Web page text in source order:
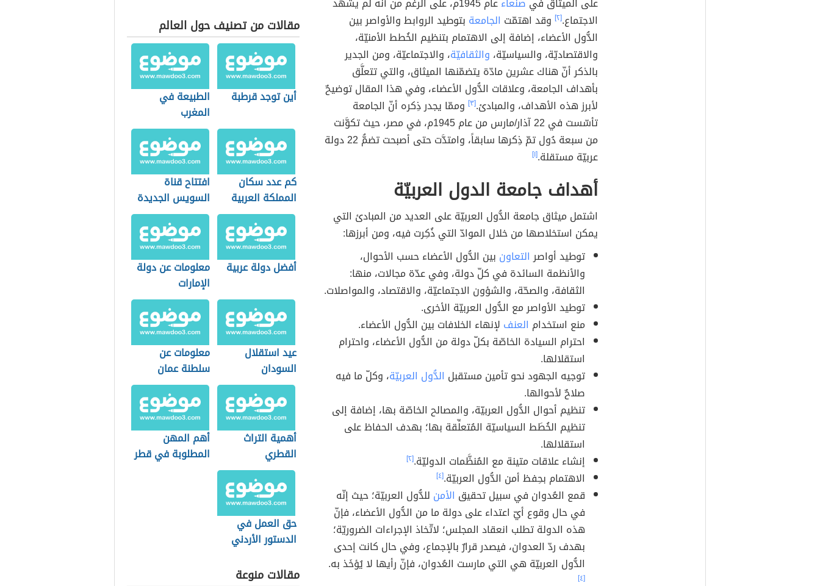
الاجتماع.[٢] وقد اهتمّت الجامعة بتوطيد الروابط والأواصر بين
الدُّول الأعضاء، إضافة إلى الاهتمام بتنظيم الخُطط الأمنيّة،
والاقتصاديّة، والسياسيّة، والثقافيّة، والاجتماعيّة، ومن الجدير
بالذكر أنّ هناك عشرين مادّة يتضمّنها الميثاق، والتي تتعلَّق
بأهداف الجامعة، وعلاقات الدُّول الأعضاء، وفي هذا المقال توضيحٌ
لأبرز هذه الأهداف، والمبادئ.[٣]
وممّا يجدر ذِكره أنّ الجامعة
تأسّست في 22 آذار/مارس من عام 1945م، في مصر، حيث تكوَّنت
من سبعة دُول تمّ ذِكرها سابقاً، وامتدَّت حتى أصبحت تضمُّ 22 دولة
عربيّة مستقلة.[١]
أهداف جامعة الدول العربيّة
اشتمل ميثاق جامعة الدُّول العربيّة على العديد من المبادئ التي
يمكن استخلاصها من خلال الموادّ التي ذُكِرت فيه، ومن أبرزها:
توطيد أواصرالتعاون بين الدُّول الأعضاء حسب الأحوال،
والأنظمة السائدة في كلّ دولة، وفي عدّة مجالات، منها:
الثقافة، والصحّة، والشؤون الاجتماعيّة، والاقتصاد، والمواصلات.
توطيد الأواصر مع الدُّول العربيّة الأخرى.
منع استخدام العنف لإنهاء الخلافات بين الدُّول الأعضاء.
احترام السيادة الخاصّة بكلّ دولة من الدُّول الأعضاء، واحترام
استقلالها.
توجيه الجهود نحو تأمين مستقبل الدُّول العربيّة، وكلّ ما فيه
صلاحٌ لأحوالها.
تنظيم أحوال الدُّول العربيّة، والمصالح الخاصّة بها، إضافة إلى
تنظيم الخُطَط السياسيّة المُتعلِّقة بها؛ بهدف الحفاظ على
استقلالها.
إنشاء علاقات متينة مع المُنظَّمات الدوليّة.[٢]
الاهتمام بحِفظ أمن الدُّول العربيّة.[٤]
قمع العُدوان في سبيل تحقيق الأمن للدُّول العربيّة؛ حيث إنّه
في حال وقوع أيّ اعتداء على دولة ما من الدُّول الأعضاء، فإنّ
هذه الدولة تطلب انعقاد المجلس؛ لاتّخاذ الإجراءات الضروريّة؛
بهدف ردّ العدوان، فيصدر قرارٌ بالإجماع، وفي حال كانت إحدى
الدُّول العربيّة هي التي مارست العُدوان، فإنّ رأيها لا يُؤخَذ به.
[٤]
مقالات من تصنيف حول العالم
أين توجد قرطبة
الطبيعة في
المغرب
كم عدد سكان
المملكة العربية
السعودية
افتتاح قناة
السويس الجديدة
أفضل دولة عربية
معلومات عن دولة
الإمارات
عيد استقلال
السودان
معلومات عن
سلطنة عمان
أهمية التراث
القطري
أهم المهن
المطلوبة في قطر
حق العمل في
الدستور الأردني
مقالات منوعة